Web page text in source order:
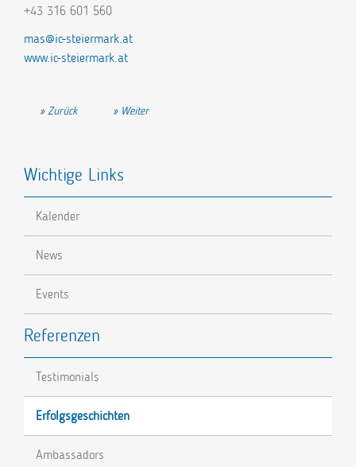
+43 316 601 560
mas@ic-steiermark.at
www.ic-steiermark.at
Vorheriger Beitrag: Ein neues innovatives Fendersystem für Boote
Zurück Nächster Beitrag: Schulterschluss gegen
Weiter
Wichtige Links
Kalender
News
Events
Referenzen
Testimonials
Erfolgsgeschichten
Ambassadors